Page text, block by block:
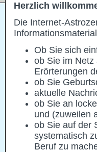
Herzlich
Die Internet-
Ob Sie sich
ob Sie im Netz
Erörterungen
ob Sie
aktuelle
ob Sie an
und (zuweilen
ob Sie auf der
systematisch
Beruf zu